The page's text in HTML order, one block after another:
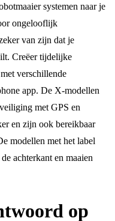
systemen naar je
ongelooflijk
van zijn dat je
Creëer tijdelijke
verschillende
app. De X-modellen
met GPS en
en zijn ook bereikbaar
modellen met het label
achterkant en maaien
op